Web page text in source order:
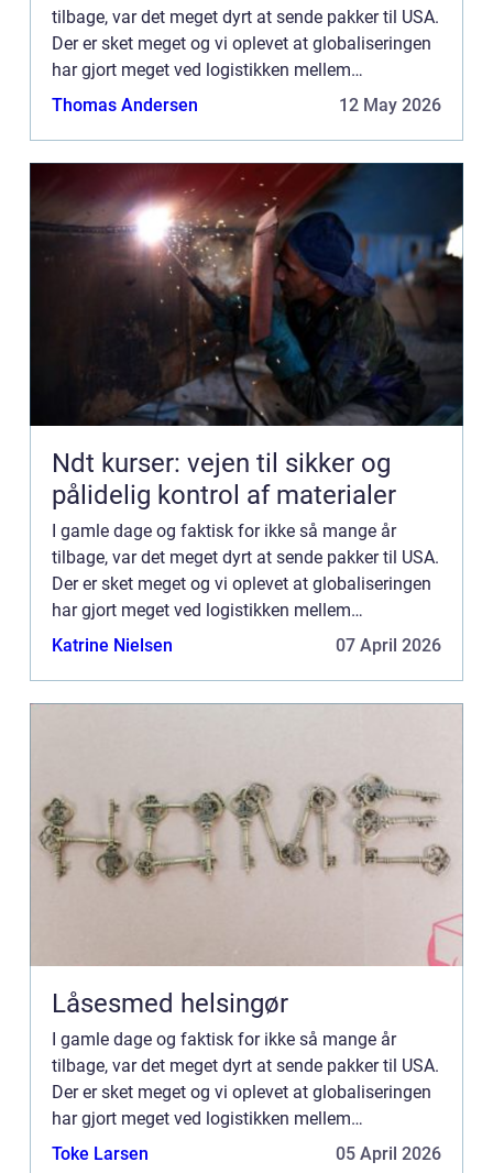
tilbage, var det meget dyrt at sende pakker til USA.
Der er sket meget og vi oplevet at globaliseringen
har gjort meget ved logistikken mellem
landegrænserne. Du kan derfor let handle p&a...
Thomas Andersen 12 May 2026
Ndt kurser: vejen til sikker og
pålidelig kontrol af materialer
I gamle dage og faktisk for ikke så mange år
tilbage, var det meget dyrt at sende pakker til USA.
Der er sket meget og vi oplevet at globaliseringen
har gjort meget ved logistikken mellem
landegrænserne. Du kan derfor let handle p&a...
Katrine Nielsen 07 April 2026
Låsesmed helsingør
I gamle dage og faktisk for ikke så mange år
tilbage, var det meget dyrt at sende pakker til USA.
Der er sket meget og vi oplevet at globaliseringen
har gjort meget ved logistikken mellem
landegrænserne. Du kan derfor let handle p&a...
Toke Larsen 05 April 2026